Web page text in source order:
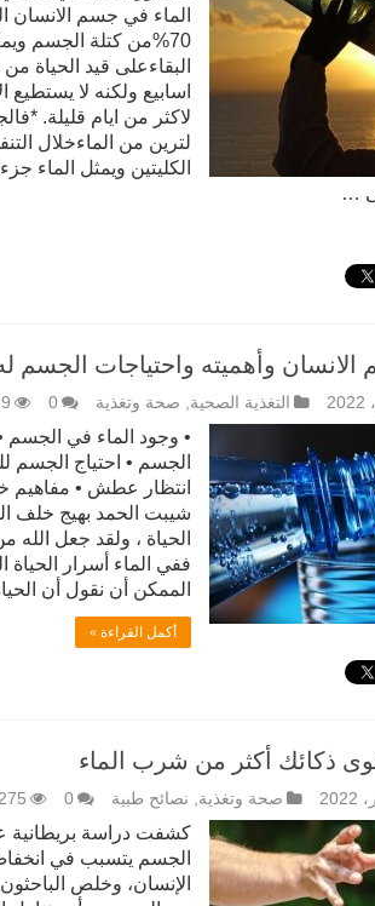
70%من كتلة الجسم
البقاءعلى قيد الحياة
اسابيع ولكنه لا يستطيع
لاكثر من ايام قليلة.
لترين من الماءخلال
الكليتين ويمثل الماء
…
وأهميته واحتياجات الجسم
التغذية الصحية, صحة وتغذية 0
• وجود الماء في الجسم
الجسم • احتياج الجسم
انتظار عطش • مفاهيم
شيبت الحمد بهيج خلف
الحياة ، ولقد جعل
ففي الماء أسرار الحياة
الممكن أن نقول أن
أكمل القراءة »
ذكائك أكثر من شرب الماء
صحة وتغذية, نصائح طبية 0
كشفت دراسة بريطانية
الجسم يتسبب في
الإنسان، وخلص